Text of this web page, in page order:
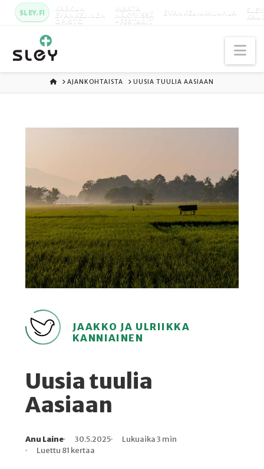
SLEY.FI KARKUN
EVANKELINEN
OPISTO
MAATA
NÄKYVISSÄ
-FESTARIT
EVANKELIUMIJUHLA
ETUSIVU
AJANKOHTAISTA UUSIA TUULIA AASIAAN
JAAKKO JA ULRIIKKA
KANNIAINEN
Uusia tuulia
Aasiaan
Kirjoittaja
Anu Laine
Julkaistu
30.5.2025
Lukuaika
Lukuaika 3 min
Lukukertoja
Luettu 81 kertaa